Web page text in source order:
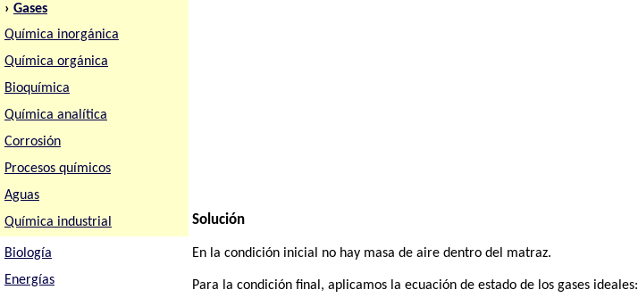
› Gases
Química inorgánica
Química orgánica
Bioquímica
Química analítica
Corrosión
Procesos químicos
Aguas
Química industrial
Biología
Energías
Solución
En la condición inicial no hay masa de aire dentro del matraz.
Para la condición final, aplicamos la ecuación de estado de los gases ideales: